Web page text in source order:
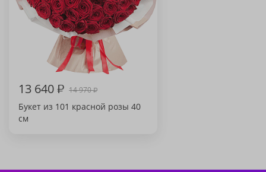
13 640₽ 14 970₽
Букет из 101 красной розы 40
см